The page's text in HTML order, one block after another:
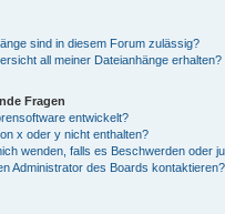
sind in diesem Forum zulässig?
all meiner Dateianhänge erhalten?
Fragen
entwickelt?
x oder y nicht enthalten?
wenden, falls es Beschwerden oder
Administrator des Boards kontaktieren?